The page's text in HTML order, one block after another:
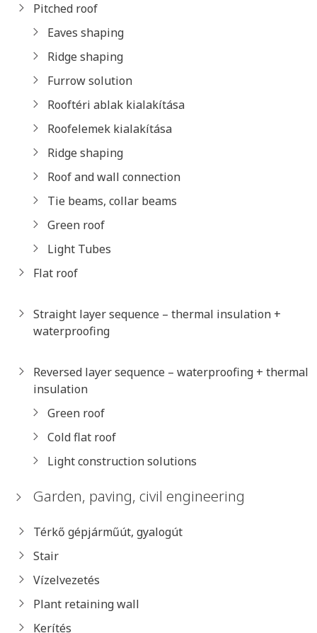
Pitched roof
Eaves shaping
Ridge shaping
Furrow solution
Rooftéri ablak kialakítása
Roofelemek kialakítása
Ridge shaping
Roof and wall connection
Tie beams, collar beams
Green roof
Light Tubes
Flat roof
Straight layer sequence – thermal insulation +
waterproofing
Reversed layer sequence – waterproofing + thermal
insulation
Green roof
Cold flat roof
Light construction solutions
Garden, paving, civil engineering
Térkő gépjárműút, gyalogút
Stair
Vízelvezetés
Plant retaining wall
Kerítés